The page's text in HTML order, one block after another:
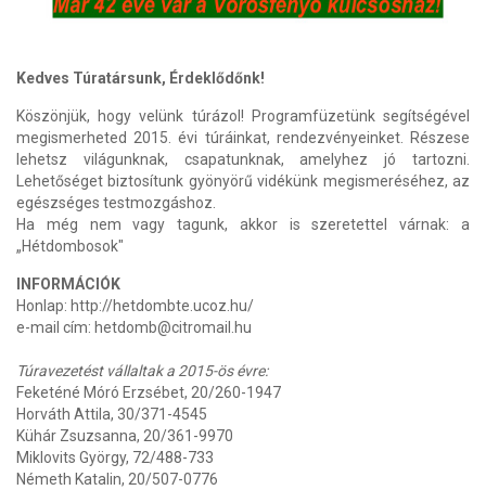
Kedves Túratársunk, Érdeklődőnk!
Köszönjük, hogy velünk túrázol! Programfüzetünk segítségével
megismerheted 2015. évi túráinkat, rendezvényeinket. Részese
lehetsz világunknak, csapatunknak, amelyhez jó tartozni.
Lehetőséget biztosítunk gyönyörű vidékünk megismeréséhez, az
egészséges testmozgáshoz.
Ha még nem vagy tagunk, akkor is szeretettel várnak: a
„Hétdombosok"
INFORMÁCIÓK
Honlap: http://hetdombte.ucoz.hu/
e-mail cím: hetdomb@citromail.hu
Túravezetést vállaltak a 2015-ös évre:
Feketéné Móró Erzsébet, 20/260-1947
Horváth Attila, 30/371-4545
Kühár Zsuzsanna, 20/361-9970
Miklovits György, 72/488-733
Németh Katalin, 20/507-0776